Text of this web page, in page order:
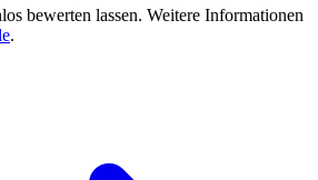
bewerten lassen. Weitere Informationen
.